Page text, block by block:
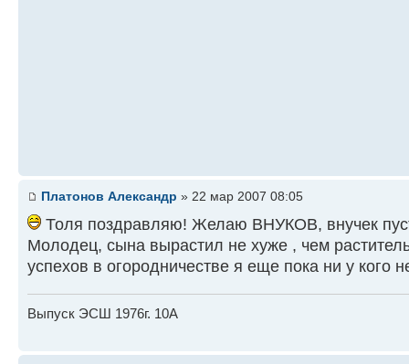
Платонов Александр » 22 мар 2007 08:05
Толя поздравляю! Желаю ВНУКОВ, внучек
Молодец, сына вырастил не хуже , чем
успехов в огородничестве я еще пока ни у кого
Выпуск ЭСШ 1976г. 10А